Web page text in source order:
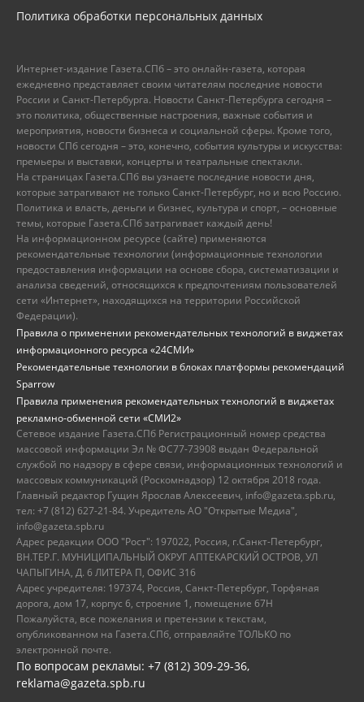
Политика обработки персональных данных
Интернет-издание Газета.СПб – это онлайн-газета, которая
ежедневно представляет своим читателям последние новости
России и Санкт-Петербурга. Новости Санкт-Петербурга сегодня –
это политика, общественные настроения, важные события и
мероприятия, новости бизнеса и социальной сферы. Кроме того,
новости СПб сегодня – это, конечно, события культуры и искусства:
премьеры и выставки, концерты и театральные спектакли.
На страницах Газета.СПб вы узнаете последние новости дня,
которые затрагивают не только Санкт-Петербург, но и всю Россию.
Политика и власть, деньги и бизнес, культура и спорт, – основные
темы, которые Газета.СПб затрагивает каждый день!
На информационном ресурсе (сайте) применяются
рекомендательные технологии (информационные технологии
предоставления информации на основе сбора, систематизации и
анализа сведений, относящихся к предпочтениям пользователей
сети «Интернет», находящихся на территории Российской
Федерации).
Правила о применении рекомендательных технологий в виджетах
информационного ресурса «24СМИ»
Рекомендательные технологии в блоках платформы рекомендаций
Sparrow
Правила применения рекомендательных технологий в виджетах
рекламно-обменной сети «СМИ2»
Сетевое издание Газета.СПб Регистрационный номер средства
массовой информации Эл № ФС77-73908 выдан Федеральной
службой по надзору в сфере связи, информационных технологий и
массовых коммуникаций (Роскомнадзор) 12 октября 2018 года.
Главный редактор Гущин Ярослав Алексеевич, info@gazeta.spb.ru,
тел: +7 (812) 627-21-84. Учредитель АО "Открытые Медиа",
info@gazeta.spb.ru
Адрес редакции ООО "Рост": 197022, Россия, г.Санкт-Петербург,
ВН.ТЕР.Г. МУНИЦИПАЛЬНЫЙ ОКРУГ АПТЕКАРСКИЙ ОСТРОВ, УЛ
ЧАПЫГИНА, Д. 6 ЛИТЕРА П, ОФИС 316
Адрес учредителя: 197374, Россия, Санкт-Петербург, Торфяная
дорога, дом 17, корпус 6, строение 1, помещение 67Н
Пожалуйста, все пожелания и претензии к текстам,
опубликованном на Газета.СПб, отправляйте ТОЛЬКО по
электронной почте.
По вопросам рекламы: +7 (812) 309-29-36,
reklama@gazeta.spb.ru